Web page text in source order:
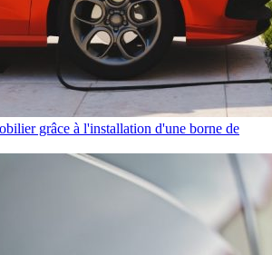
grâce à l'installation d'une borne de